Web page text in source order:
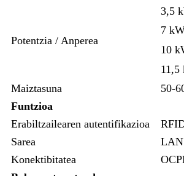
Potentzia / Anperea
3,5
7
10
11,5
Maiztasuna
50-
Funtzioa
Erabiltzailearen autentifikazioa
Sarea
LAN
Konektibitatea